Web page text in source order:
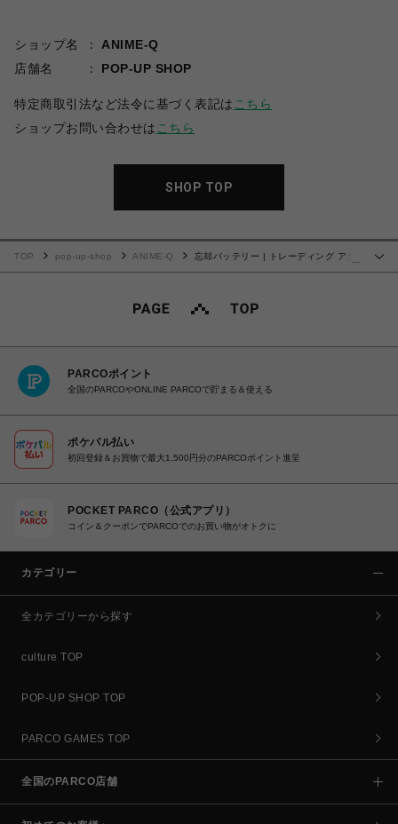
ショップ名
ANIME-Q
店舗名
POP-UP SHOP
特定商取引法など法令に基づく表記は こちら
ショップお問い合わせは こちら
SHOP TOP
TOP pop-up-shop ANIME-Q
忘却バッテリー | トレーディング アク
PARCOポイント
全国のPARCOやONLINE PARCOで貯まる＆使える
ポケパル払い
初回登録＆お買物で最大1,500円分のPARCOポイント進呈
POCKET PARCO（公式アプリ）
コイン＆クーポンでPARCOでのお買い物がオトクに
カテゴリー
全カテゴリーから探す
culture TOP
POP-UP SHOP TOP
PARCO GAMES TOP
全国のPARCO店舗